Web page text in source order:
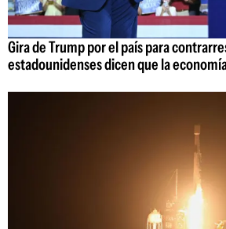
Gira de Trump por el país para
estadounidenses dicen que la